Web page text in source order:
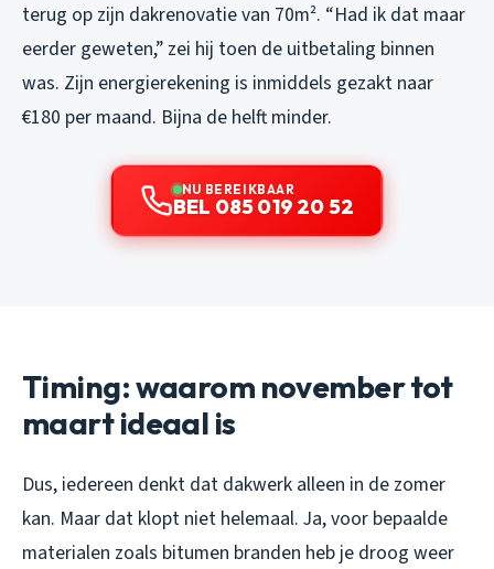
terug op zijn dakrenovatie van 70m². “Had ik dat maar
eerder geweten,” zei hij toen de uitbetaling binnen
was. Zijn energierekening is inmiddels gezakt naar
€180 per maand. Bijna de helft minder.
NU BEREIKBAAR
BEL 085 019 20 52
Timing: waarom november tot
maart ideaal is
Dus, iedereen denkt dat dakwerk alleen in de zomer
kan. Maar dat klopt niet helemaal. Ja, voor bepaalde
materialen zoals bitumen branden heb je droog weer